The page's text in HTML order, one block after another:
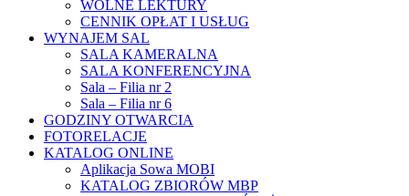
WOLNE LEKTURY
CENNIK OPŁAT I USŁUG
WYNAJEM SAL
SALA KAMERALNA
SALA KONFERENCYJNA
Sala – Filia nr 2
Sala – Filia nr 6
GODZINY OTWARCIA
FOTORELACJE
KATALOG ONLINE
Aplikacja Sowa MOBI
KATALOG ZBIORÓW MBP